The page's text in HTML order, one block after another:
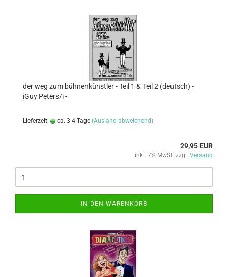
der weg zum bühnenkünstler - Teil 1 & Teil 2 (deutsch) -
iGuy Peters/i -
Lieferzeit: ca. 3-4 Tage (Ausland abweichend)
29,95 EUR
inkl. 7% MwSt. zzgl. Versand
IN DEN WARENKORB